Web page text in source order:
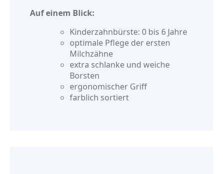
Auf einem Blick:
Kinderzahnbürste: 0 bis 6 Jahre
optimale Pflege der ersten
Milchzähne
extra schlanke und weiche
Borsten
ergonomischer Griff
farblich sortiert